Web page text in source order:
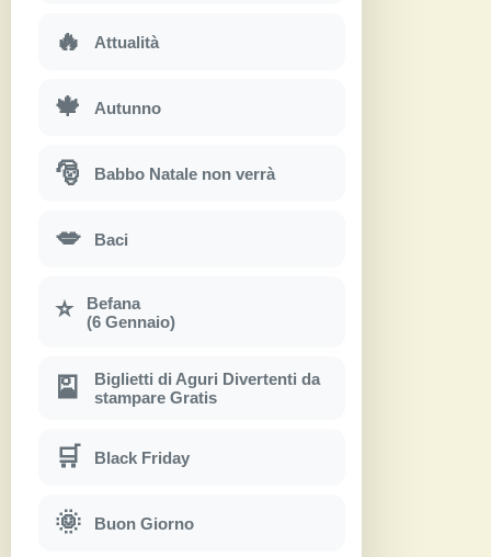
🔥 Attualità
🍁 Autunno
🎅 Babbo Natale non verrà
💋 Baci
⭐
Befana
(6 Gennaio)
🎴
Biglietti di Aguri Divertenti da
stampare Gratis
🛒 Black Friday
🌞 Buon Giorno